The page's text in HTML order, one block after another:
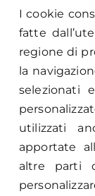
I cookie
fatte
regione di
la
selezionati
utilizzati
apportate
altre parti